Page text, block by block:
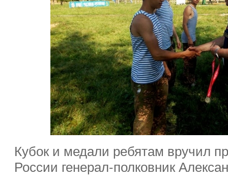
Кубок и медали ребятам вручил
России генерал-полковник